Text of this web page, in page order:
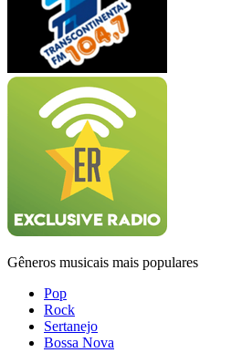
Gêneros musicais mais populares
Pop
Rock
Sertanejo
Bossa Nova